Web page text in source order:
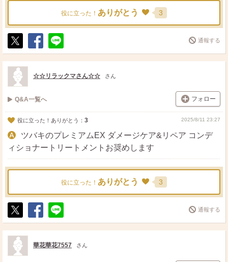
役に立った！ ありがとう 3
ポ
ス
ト
シ
ェ
送
る
通報する
☆☆リラックマさん☆☆ さん
Q&A一覧へ フォロー
役に立った！ありがとう： 3 2025/8/11 23:27
ツバキのプレミアムEX ダメージケア&リペア コンデ
ィショナートリートメントお奨めします
役に立った！ ありがとう 3
ポ
ス
ト
シ
ェ
送
る
通報する
華花華花7557 さん